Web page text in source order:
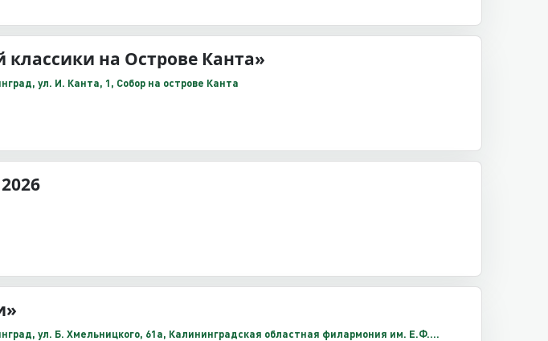
на Острове Канта»
ул. И. Канта, 1, Собор на острове Канта
ул. Б. Хмельницкого, 61а, Калининградская областная филармония им. Е.Ф.